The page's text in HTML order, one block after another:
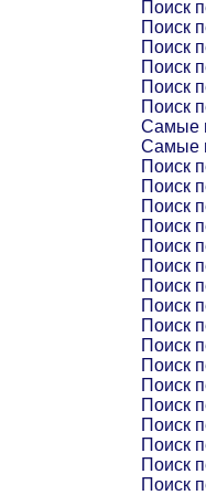
Поиск
Поиск
Поиск
Поиск
Поиск
Поиск
Самые
Самые
Поиск
Поиск
Поиск
Поиск
Поиск
Поиск
Поиск
Поиск
Поиск
Поиск
Поиск
Поиск
Поиск
Поиск
Поиск
Поиск
Поиск